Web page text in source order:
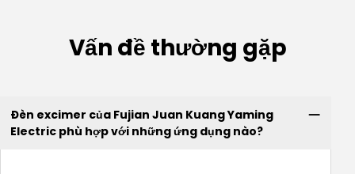
Vấn đề thường gặp
Đèn excimer của Fujian Juan Kuang Yaming
Electric phù hợp với những ứng dụng nào?